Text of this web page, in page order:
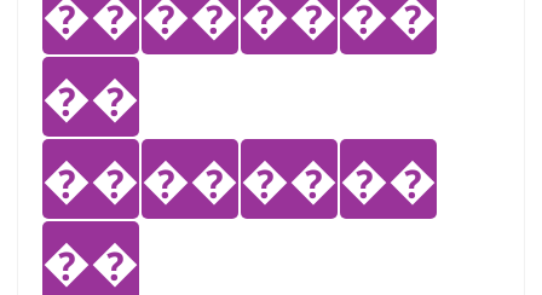
��������
��
��������
��